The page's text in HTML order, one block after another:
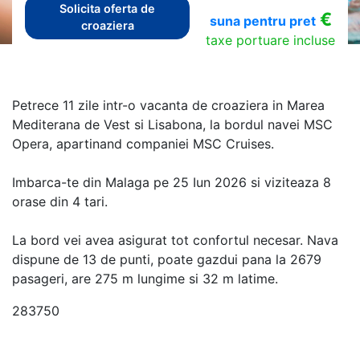
Solicita oferta de
croaziera
suna pentru pret€
taxe portuare incluse
Petrece 11 zile intr-o vacanta de croaziera in Marea
Mediterana de Vest si Lisabona, la bordul navei MSC
Opera, apartinand companiei MSC Cruises.
Imbarca-te din Malaga pe 25 Iun 2026 si viziteaza 8
orase din 4 tari.
La bord vei avea asigurat tot confortul necesar. Nava
dispune de 13 de punti, poate gazdui pana la 2679
pasageri, are 275 m lungime si 32 m latime.
283750